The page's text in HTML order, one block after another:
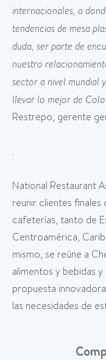
internacionales, a
tendencias de mesa
duda, ser parte de
nuestro
sector a nivel mundial
llevar lo mejor de
Restrepo, gerente
.
National Restaurant
reunir clientes
cafeterías, tanto de
Centroamérica,
mismo, se reúne a
alimentos y bebidas
propuesta
las necesidades de